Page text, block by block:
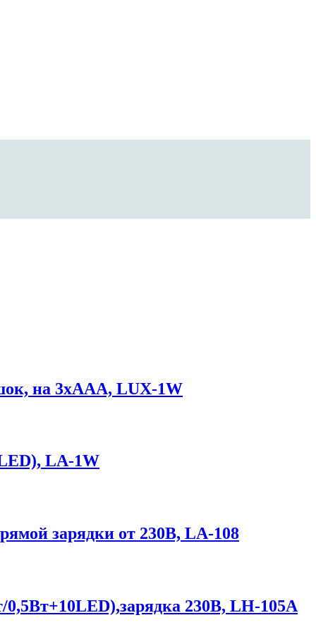
на 3хААА, LUX-1W
LA-1W
зарядки от 230В, LA-108
230В, LH-105A